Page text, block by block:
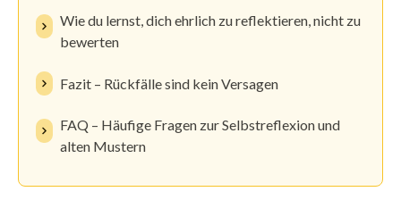
Wie du lernst, dich ehrlich zu reflektieren, nicht zu
bewerten
Fazit – Rückfälle sind kein Versagen
FAQ – Häufige Fragen zur Selbstreflexion und
alten Mustern